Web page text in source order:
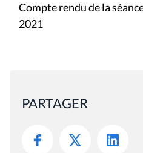
Compte rendu de la
2021
PARTAGER